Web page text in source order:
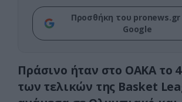
Προσθήκη του
Google
Πράσινο ήταν στο ΟΑΚΑ το
των τελικών της Basket